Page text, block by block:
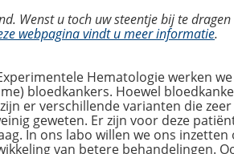
Wenst u toch uw steentje bij te
webpagina vindt u meer informatie.
Hematologie werken
bloedkankers. Hoewel
er verschillende varianten die
geweten. Er zijn voor deze
In ons labo willen we ons
van betere behandelingen.